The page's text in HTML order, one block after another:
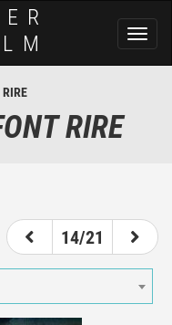
RIRE
14/21